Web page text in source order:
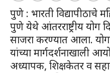
पुणे : भारती विद्यापीठाचे
पुणे येथे आंतरराष्ट्रीय योग
साजरा करण्यात आला.
यांच्या मार्गदर्शनाखाली
अध्यापक, शिक्षकेतर व